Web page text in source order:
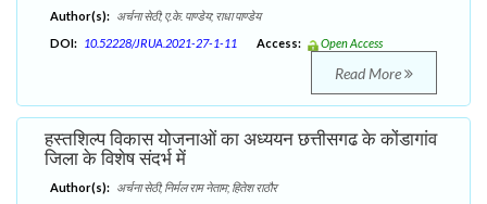
Author(s): अर्चना सेठी; ए.के. पाण्डेय; राधा पाण्डेय
DOI: 10.52228/JRUA.2021-27-1-11 Access: Open Access
Read More
हस्तशिल्प विकास योजनाओं का अध्ययन छत्तीसगढ के कोंडागांव
जिला के विशेष संदर्भ में
Author(s): अर्चना सेठी; निर्मल राम नेताम; हितेश राठौर